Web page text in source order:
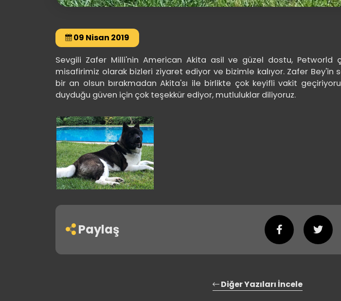
09 Nisan 2019
Sevgili Zafer Milli'nin American Akita asil ve güzel dostu, Petworld
misafirimiz olarak bizleri ziyaret ediyor ve bizimle kalıyor. Zafer Bey'in
bir an olsun bırakmadan Akita'sı ile birlikte çok keyifli vakit
duyduğu güven için çok teşekkür ediyor, mutluluklar diliyoruz.
Paylaş
Diğer Yazıları İncele